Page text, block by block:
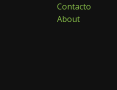
Contacto
About